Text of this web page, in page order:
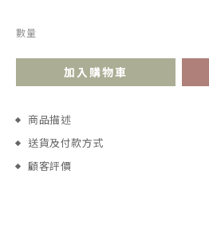
數量
加入購物車
商品描述
送貨及付款方式
顧客評價